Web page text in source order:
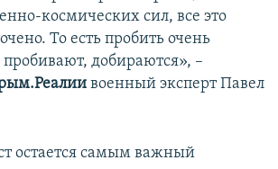
космических сил, все это
То есть пробить очень
добираются», –
военный эксперт Павел
остается самым важный